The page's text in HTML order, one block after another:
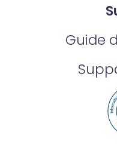
Guide